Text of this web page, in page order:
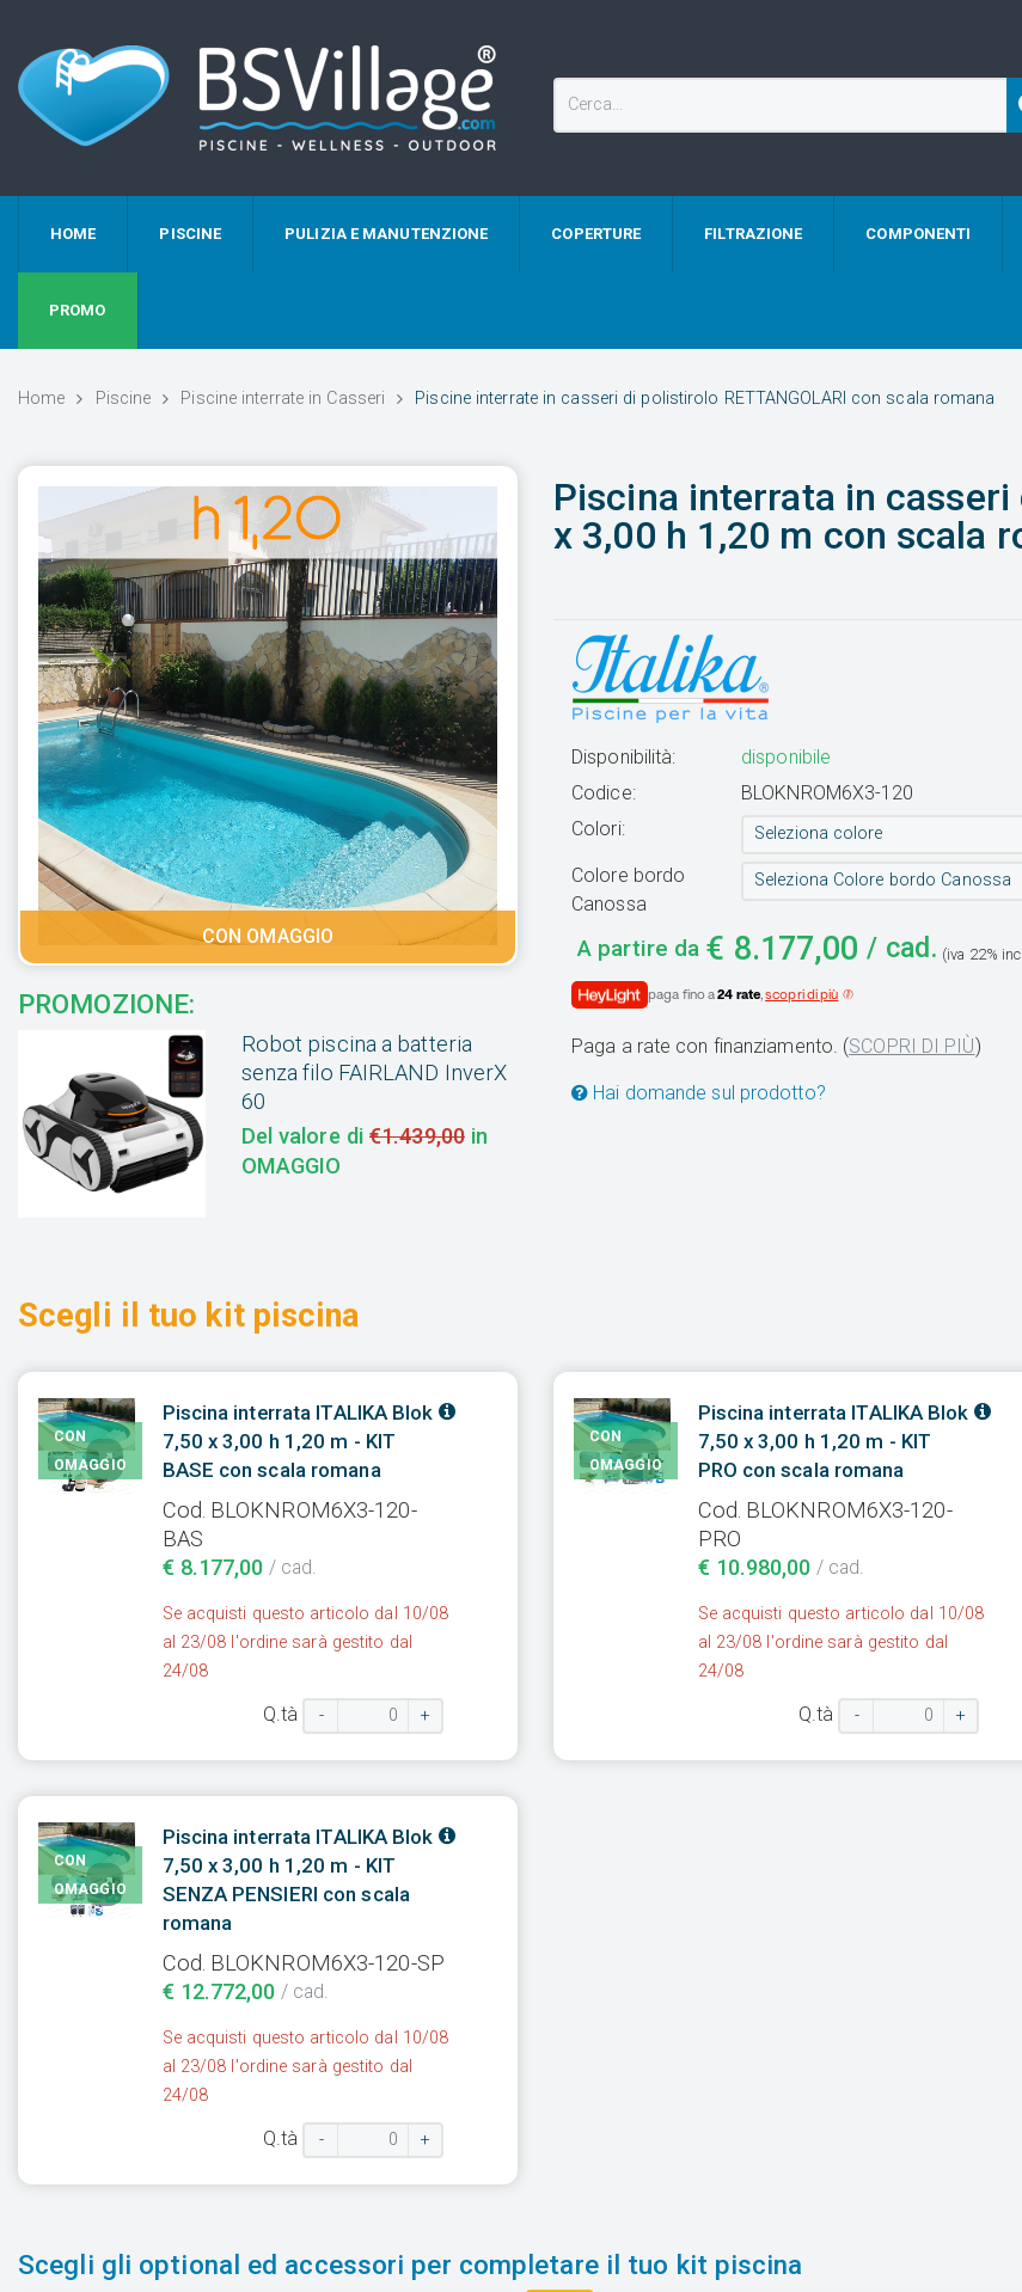
HOME PISCINE PULIZIA E MANUTENZIONE COPERTURE FILTRAZIONE COMPONENTI
PROMO
Home Piscine Piscine interrate in Casseri Piscine interrate in casseri di polistirolo RETTANGOLARI con scala romana
CON OMAGGIO
PROMOZIONE:
Robot piscina a batteria
senza filo FAIRLAND InverX
60
Del valore di€1.439,00in
OMAGGIO
Piscina interrata in
x 3,00 h 1,20 m con scala
Disponibilità:
disponibile
Codice:
BLOKNROM6X3-120
Colori:
Seleziona colore
Colore bordo
Canossa
Seleziona Colore bordo Canossa
A partire da € 8.177,00 / cad. (iva 22%
paga fino a24 rate,scopri di più
Paga a rate con finanziamento. (SCOPRI DI PIÙ)
Hai domande sul prodotto?
Scegli il tuo kit piscina
CON
OMAGGIO
Piscina interrata ITALIKA Blok
7,50 x 3,00 h 1,20 m - KIT
BASE con scala romana
Cod. BLOKNROM6X3-120-
BAS
€ 8.177,00 / cad.
Se acquisti questo articolo dal 10/08
al 23/08 l'ordine sarà gestito dal
24/08
Q.tà - +
CON
OMAGGIO
Piscina interrata ITALIKA Blok
7,50 x 3,00 h 1,20 m - KIT
PRO con scala romana
Cod. BLOKNROM6X3-120-
PRO
€ 10.980,00 / cad.
Se acquisti questo articolo dal 10/08
al 23/08 l'ordine sarà gestito dal
24/08
Q.tà - +
CON
OMAGGIO
Piscina interrata ITALIKA Blok
7,50 x 3,00 h 1,20 m - KIT
SENZA PENSIERI con scala
romana
Cod. BLOKNROM6X3-120-SP
€ 12.772,00 / cad.
Se acquisti questo articolo dal 10/08
al 23/08 l'ordine sarà gestito dal
24/08
Q.tà - +
Scegli gli optional ed accessori per completare il tuo kit piscina